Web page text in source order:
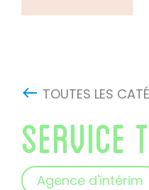
TOUTES LES
SERVICE
Agence d'intérim